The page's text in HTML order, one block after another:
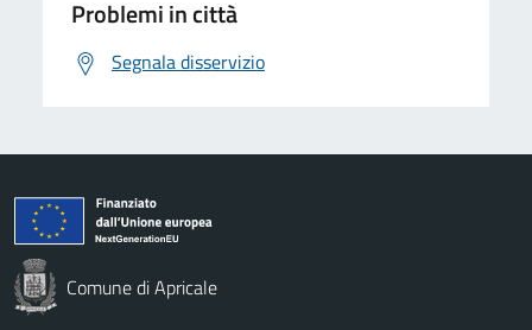
Problemi in città
Segnala disservizio
Comune di Apricale